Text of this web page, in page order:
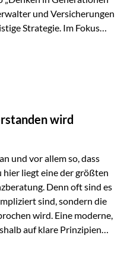
und Versicherungen
Strategie. Im Fokus
in den letzten Jahren zu
2024, veröffentlicht
wird
und vor allem so, dass
hier liegt eine der größten
Denn oft sind es
sind, sondern die
wird. Eine moderne,
auf klare Prinzipien
Struktur, breite